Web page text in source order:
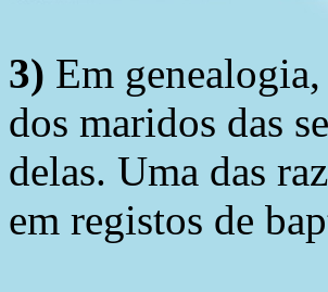
3) Em
dos maridos das
delas. Uma das
em registos de